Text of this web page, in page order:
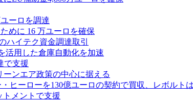
ーロを調達
めに 16 万ユーロを確保
ハイテク資金調達取引
活用した倉庫自動化を加速
で支援
ンエア政策の中心に据える
ヒーローを130億ユーロの契約で買収、レボルト
トメントで支援